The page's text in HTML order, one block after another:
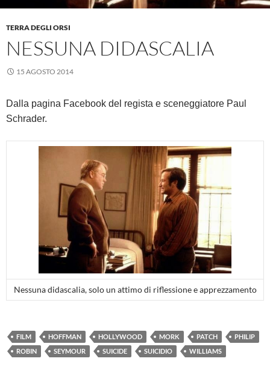
TERRA DEGLI ORSI
NESSUNA DIDASCALIA
15 AGOSTO 2014
Dalla pagina Facebook del regista e sceneggiatore Paul
Schrader.
Nessuna didascalia, solo un attimo di riflessione e apprezzamento
FILM HOFFMAN HOLLYWOOD MORK PATCH
PHILIP
ROBIN
SEYMOUR SUICIDE SUICIDIO WILLIAMS